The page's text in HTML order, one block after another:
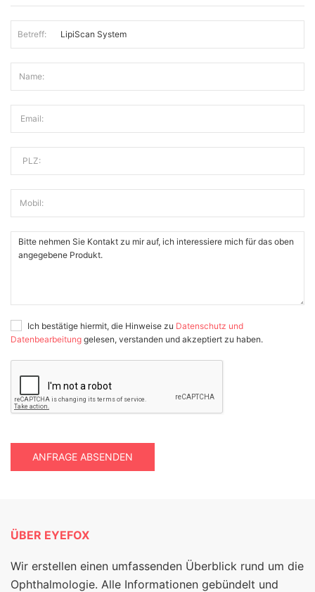
Betreff:
Name:
Email:
PLZ:
Mobil:
Ich bestätige hiermit, die Hinweise zu Datenschutz und
Datenbearbeitung gelesen, verstanden und akzeptiert zu haben.
ANFRAGE ABSENDEN
ÜBER EYEFOX
Wir erstellen einen umfassenden Überblick rund um die
Ophthalmologie. Alle Informationen gebündelt und